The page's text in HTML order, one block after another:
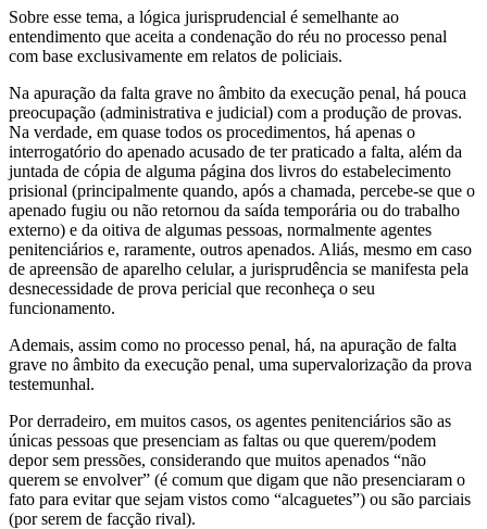
Sobre esse tema, a lógica jurisprudencial é semelhante ao
entendimento que aceita a condenação do réu no processo penal
com base exclusivamente em relatos de policiais.
Na apuração da falta grave no âmbito da execução penal, há pouca
preocupação (administrativa e judicial) com a produção de provas.
Na verdade, em quase todos os procedimentos, há apenas o
interrogatório do apenado acusado de ter praticado a falta, além da
juntada de cópia de alguma página dos livros do estabelecimento
prisional (principalmente quando, após a chamada, percebe-se que o
apenado fugiu ou não retornou da saída temporária ou do trabalho
externo) e da oitiva de algumas pessoas, normalmente agentes
penitenciários e, raramente, outros apenados. Aliás, mesmo em caso
de apreensão de aparelho celular, a jurisprudência se manifesta pela
desnecessidade de prova pericial que reconheça o seu
funcionamento.
Ademais, assim como no processo penal, há, na apuração de falta
grave no âmbito da execução penal, uma supervalorização da prova
testemunhal.
Por derradeiro, em muitos casos, os agentes penitenciários são as
únicas pessoas que presenciam as faltas ou que querem/podem
depor sem pressões, considerando que muitos apenados “não
querem se envolver” (é comum que digam que não presenciaram o
fato para evitar que sejam vistos como “alcaguetes”) ou são parciais
(por serem de facção rival).